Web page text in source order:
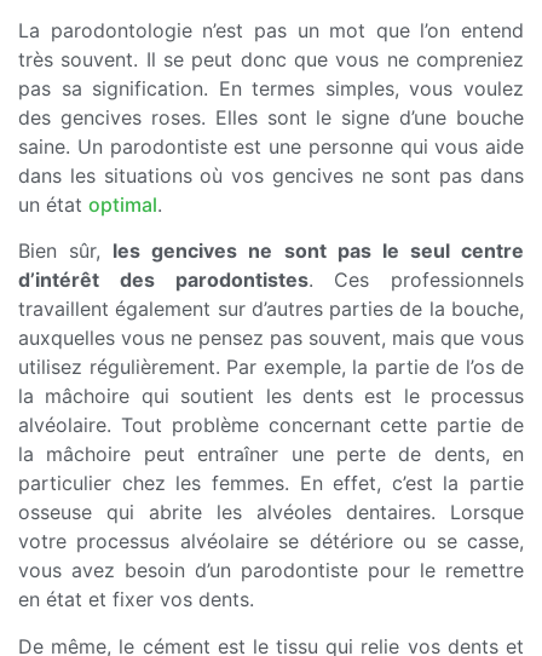
La parodontologie n’est pas un mot que l’on entend
très souvent. Il se peut donc que vous ne compreniez
pas sa signification. En termes simples, vous voulez
des gencives roses. Elles sont le signe d’une bouche
saine. Un parodontiste est une personne qui vous aide
dans les situations où vos gencives ne sont pas dans
un état optimal.
Bien sûr, les gencives ne sont pas le seul centre
d’intérêt des parodontistes. Ces professionnels
travaillent également sur d’autres parties de la bouche,
auxquelles vous ne pensez pas souvent, mais que vous
utilisez régulièrement. Par exemple, la partie de l’os de
la mâchoire qui soutient les dents est le processus
alvéolaire. Tout problème concernant cette partie de
la mâchoire peut entraîner une perte de dents, en
particulier chez les femmes. En effet, c’est la partie
osseuse qui abrite les alvéoles dentaires. Lorsque
votre processus alvéolaire se détériore ou se casse,
vous avez besoin d’un parodontiste pour le remettre
en état et fixer vos dents.
De même, le cément est le tissu qui relie vos dents et